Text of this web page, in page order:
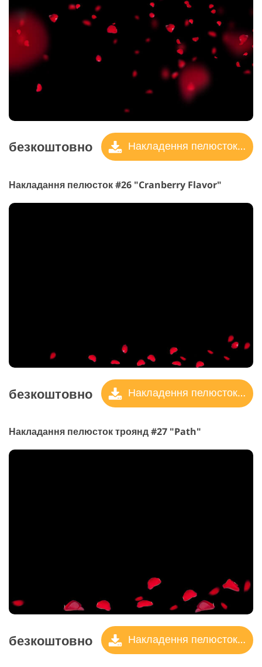
безкоштовно Накладення пелюсток троянд
Накладання пелюсток #26 "Cranberry Flavor"
безкоштовно Накладення пелюсток троянд
Накладання пелюсток троянд #27 "Path"
безкоштовно Накладення пелюсток троянд